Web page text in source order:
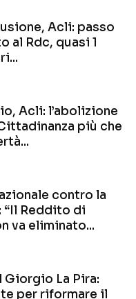
Acli: passo
Rdc, quasi 1
Acli: l’abolizione
più che
contro la
“Il Reddito di
va eliminato...
Giorgio La Pira:
per riformare il